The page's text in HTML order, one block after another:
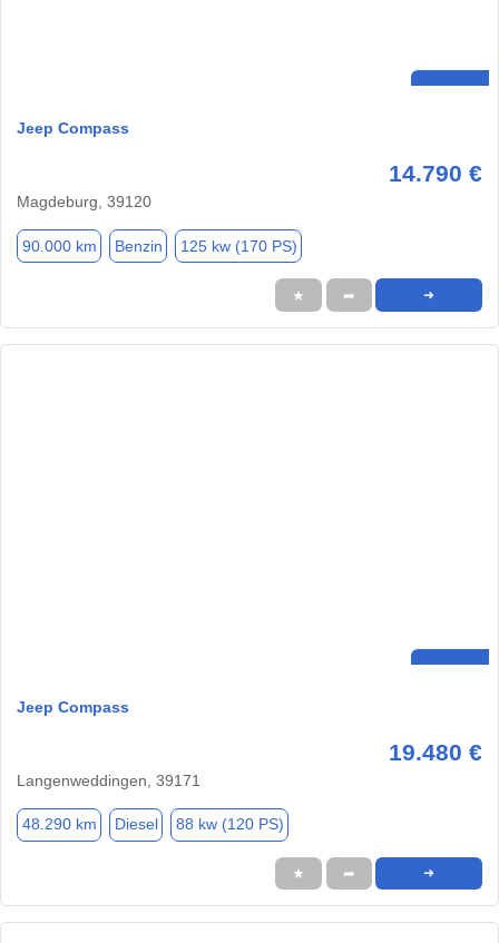
Jeep Compass
14.790 €
Magdeburg, 39120
90.000 km Benzin 125 kw (170 PS)
★ ➦ ➜
Jeep Compass
19.480 €
Langenweddingen, 39171
48.290 km Diesel 88 kw (120 PS)
★ ➦ ➜